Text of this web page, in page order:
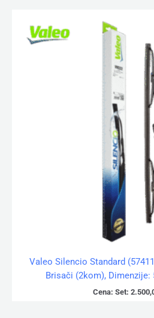
Valeo Silencio Standard
Brisači (2kom), Dimenzije:
Cena: Set: